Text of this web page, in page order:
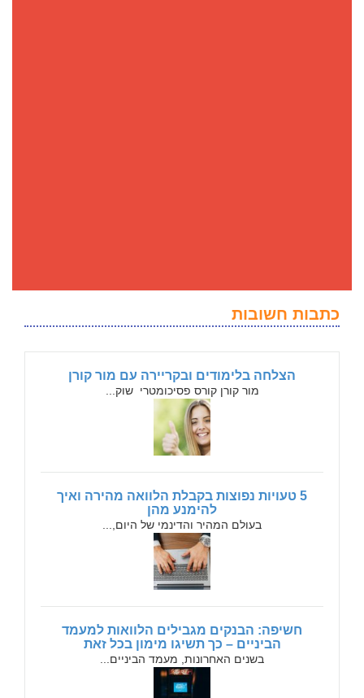
כתבות חשובות
הצלחה בלימודים ובקריירה עם מור קורן
מור קורן קורס פסיכומטרי שוק...
5 טעויות נפוצות בקבלת הלוואה מהירה ואיך
להימנע מהן
בעולם המהיר והדינמי של היום,...
חשיפה: הבנקים מגבילים הלוואות למעמד
הביניים – כך תשיגו מימון בכל זאת
בשנים האחרונות, מעמד הביניים...